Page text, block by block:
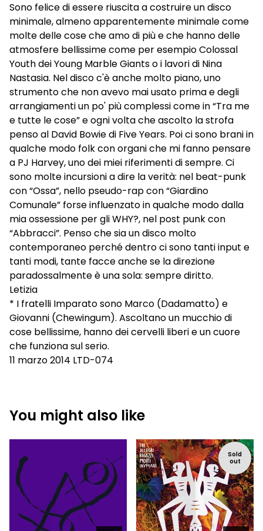
Sono felice di essere riuscita a costruire un disco
minimale, almeno apparentemente minimale come
molte delle cose che amo di più e che hanno delle
atmosfere bellissime come per esempio Colossal
Youth dei Young Marble Giants o i lavori di Nina
Nastasia. Nel disco c'è anche molto piano, uno
strumento che non avevo mai usato prima e degli
arrangiamenti un po' più complessi come in “Tra me
e tutte le cose” e ogni volta che ascolto la strofa
penso al David Bowie di Five Years. Poi ci sono brani in
qualche modo folk con organi che mi fanno pensare
a PJ Harvey, uno dei miei riferimenti di sempre. Ci
sono molte incursioni a dire la verità: nel beat-punk
con “Ossa”, nello pseudo-rap con “Giardino
Comunale” forse influenzato in qualche modo dalla
mia ossessione per gli WHY?, nel post punk con
“Abbracci”. Penso che sia un disco molto
contemporaneo perché dentro ci sono tanti input e
tanti modi, tante facce anche se la direzione
paradossalmente è una sola: sempre diritto.
Letizia
* I fratelli Imparato sono Marco (Dadamatto) e
Giovanni (Chewingum). Ascoltano un mucchio di
cose bellissime, hanno dei cervelli liberi e un cuore
che funziona sul serio.
11 marzo 2014 LTD-074
You might also like
Sold
out